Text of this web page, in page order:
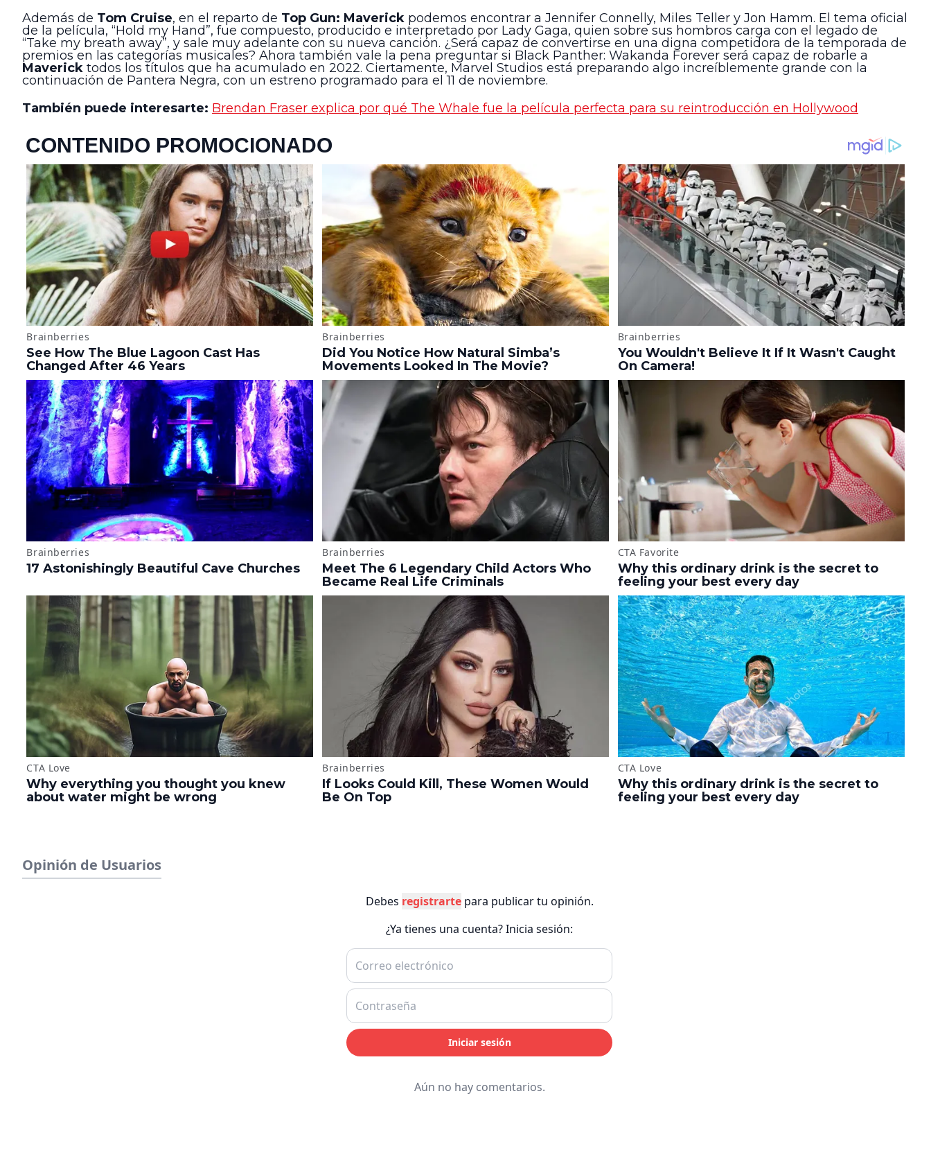
Además de Tom Cruise, en el reparto de Top Gun: Maverick podemos encontrar a Jennifer Connelly, Miles Teller y Jon Hamm. El tema oficial
de la película, “Hold my Hand”, fue compuesto, producido e interpretado por Lady Gaga, quien sobre sus hombros carga con el legado de
“Take my breath away”, y sale muy adelante con su nueva canción. ¿Será capaz de convertirse en una digna competidora de la temporada de
premios en las categorías musicales? Ahora también vale la pena preguntar si Black Panther: Wakanda Forever será capaz de robarle a
Maverick todos los títulos que ha acumulado en 2022. Ciertamente, Marvel Studios está preparando algo increíblemente grande con la
continuación de Pantera Negra, con un estreno programado para el 11 de noviembre.
También puede interesarte: Brendan Fraser explica por qué The Whale fue la película perfecta para su reintroducción en Hollywood
Opinión de Usuarios
Debes registrartepara publicar tu opinión.
¿Ya tienes una cuenta? Inicia sesión:
Iniciar sesión
Aún no hay comentarios.